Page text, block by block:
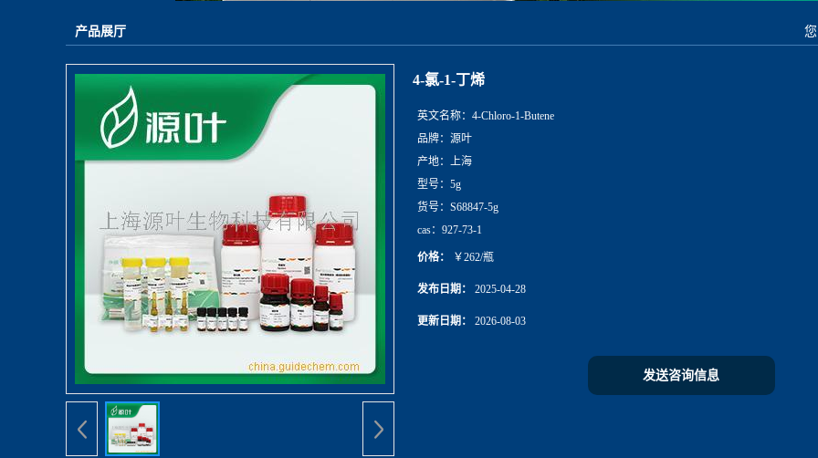
产品展厅
4-氯-1-丁烯
英文名称： 4-Chloro-1-Butene
品牌： 源叶
产地： 上海
型号： 5g
货号： S68847-5g
cas： 927-73-1
价格： ￥262/瓶
发布日期： 2025-04-28
更新日期： 2026-08-03
发送咨询信息